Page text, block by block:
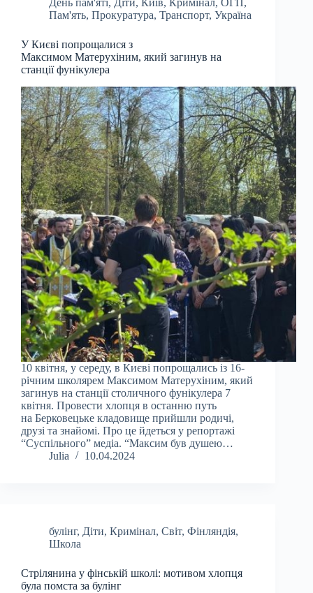
День пам'яті, Діти, Київ, Кримінал, ОГП,
Пам'ять, Прокуратура, Транспорт, Україна
У Києві попрощалися з
Максимом Матерухіним, який загинув на
станції фунікулера
10 квітня, у середу, в Києві попрощались із 16-
річним школярем Максимом Матерухіним, який
загинув на станції столичного фунікулера 7
квітня. Провести хлопця в останню путь
на Берковецьке кладовище прийшли родичі,
друзі та знайомі. Про це йдеться у репортажі
“Суспільного” медіа. “Максим був душею…
Julia
10.04.2024
булінг, Діти, Кримінал, Світ, Фінляндія,
Школа
Стрілянина у фінській школі: мотивом хлопця
була помста за булінг